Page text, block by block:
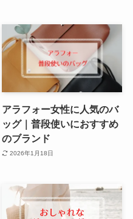
アラフォー女性に人気のバ
ッグ｜普段使いにおすすめ
のブランド
2026年1月18日